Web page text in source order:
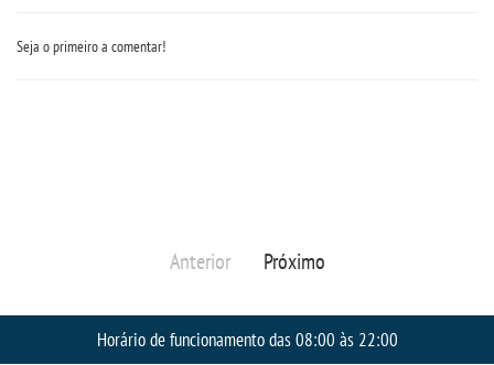
Seja o primeiro a comentar!
Anterior Próximo
Horário de funcionamento das 08:00 às 22:00